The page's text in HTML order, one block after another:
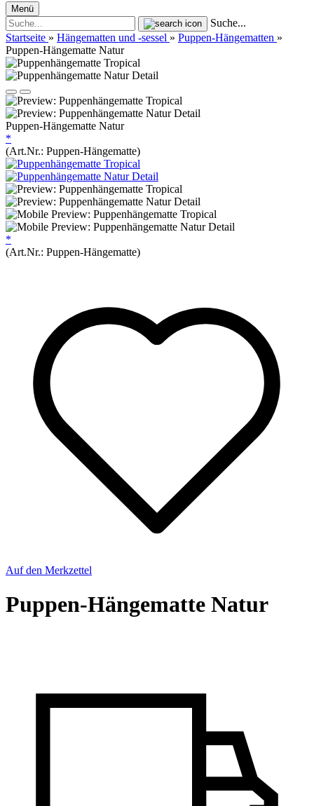
Menü
Suche...
Startseite » Hängematten und -sessel » Puppen-Hängematten »
Puppen-Hängematte Natur
Puppen-Hängematte Natur
*
(Art.Nr.: Puppen-Hängematte)
*
(Art.Nr.: Puppen-Hängematte)
Auf den Merkzettel
Puppen-Hängematte Natur